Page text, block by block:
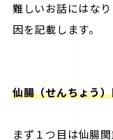
難しいお話にはな
因を記載します。
仙腸（せんちょう
まず１つ目は仙腸